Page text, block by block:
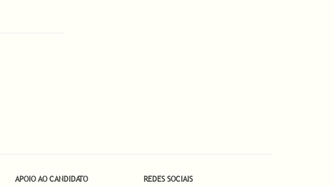
APOIO AO CANDIDATO REDES SOCIAIS